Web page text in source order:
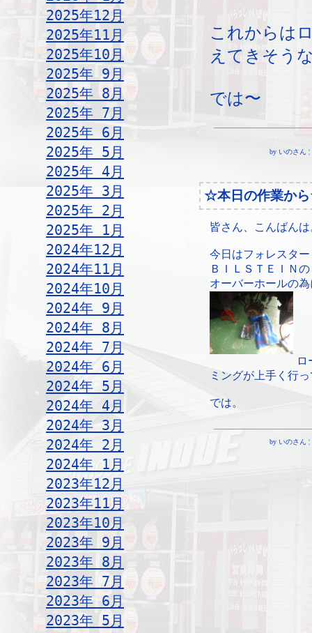
2025年12月
2025年11月
2025年10月
2025年 9月
2025年 8月
2025年 7月
2025年 6月
2025年 5月
2025年 4月
2025年 3月
2025年 2月
2025年 1月
2024年12月
2024年11月
2024年10月
2024年 9月
2024年 8月
2024年 7月
2024年 6月
2024年 5月
2024年 4月
2024年 3月
2024年 2月
2024年 1月
2023年12月
2023年11月
2023年10月
2023年 9月
2023年 8月
2023年 7月
2023年 6月
2023年 5月
これからは
えてきそう
では〜
by いのさん ¦
☆本日の作業か
皆さん、こんばんは
今日はフォレスタ
ＢＩＬＳＴＥＩＮの
オーバーホールの
ロ
ミングが上手く行
では。
by いのさん ¦